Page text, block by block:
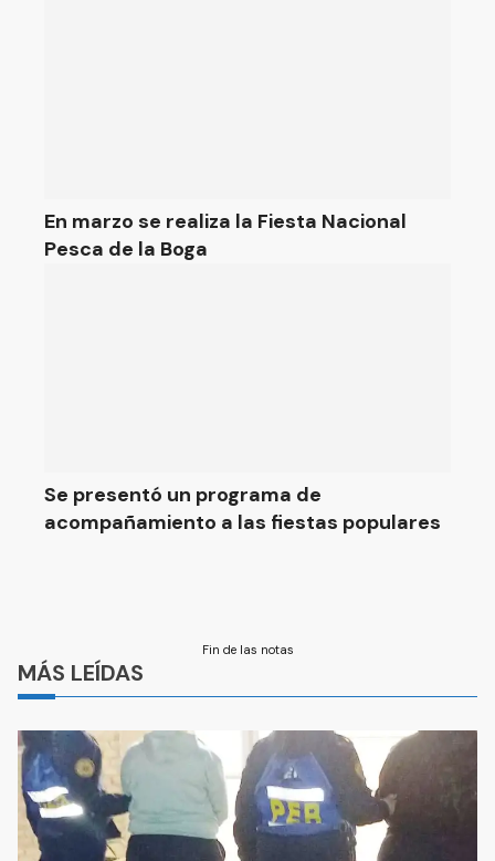
En marzo se realiza la Fiesta Nacional
Pesca de la Boga
Se presentó un programa de
acompañamiento a las fiestas populares
Fin de las notas
MÁS LEÍDAS